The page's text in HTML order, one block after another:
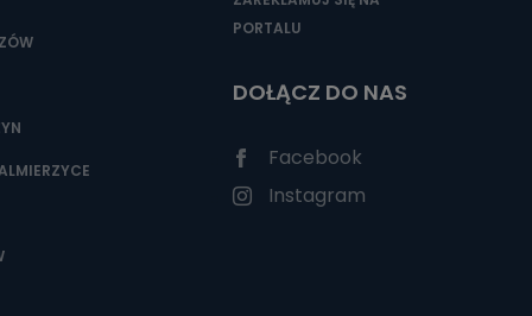
PORTALU
DOŁĄCZ DO NAS
Facebook
Instagram